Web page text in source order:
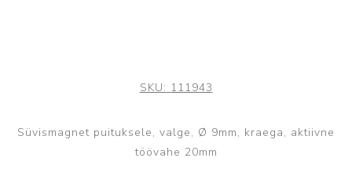
SKU: 111943
Süvismagnet puituksele, valge, Ø 9mm, kraega, aktiivne
töövahe 20mm